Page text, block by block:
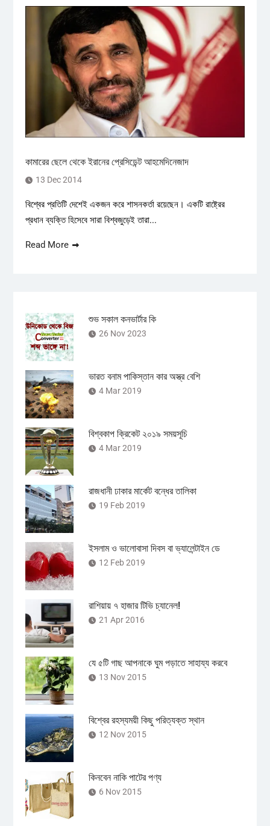
কামারের ছেলে থেকে ইরানের প্রেসিডেন্ট আহমেদিনেজাদ
13 Dec 2014
বিশ্বের প্রতিটি দেশেই একজন করে শাসনকর্তা রয়েছেন। একটি রাষ্ট্রের
প্রধান ব্যক্তি হিসেবে সারা বিশ্বজুড়েই তারা...
Read More
শুভ সকাল কনভার্টার কি
26 Nov 2023
ভারত বনাম পাকিস্তান কার অস্ত্র বেশি
4 Mar 2019
বিশ্বকাপ ক্রিকেট ২০১৯ সময়সূচি
4 Mar 2019
রাজধানী ঢাকার মার্কেট বন্ধের তালিকা
19 Feb 2019
ইসলাম ও ভালোবাসা দিবস বা ভ্যালেন্টাইন ডে
12 Feb 2019
রাশিয়ায় ৭ হাজার টিভি চ্যানেল!
21 Apr 2016
যে ৫টি গাছ আপনাকে ঘুম পড়াতে সাহায্য করবে
13 Nov 2015
বিশ্বের রহস্যময়ী কিছু পরিত্যক্ত স্থান
12 Nov 2015
কিনবেন নাকি পাটের পণ্য
6 Nov 2015